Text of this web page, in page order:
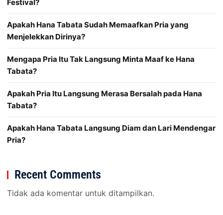
Festival?
Apakah Hana Tabata Sudah Memaafkan Pria yang
Menjelekkan Dirinya?
Mengapa Pria Itu Tak Langsung Minta Maaf ke Hana
Tabata?
Apakah Pria Itu Langsung Merasa Bersalah pada Hana
Tabata?
Apakah Hana Tabata Langsung Diam dan Lari Mendengar
Pria?
Recent Comments
Tidak ada komentar untuk ditampilkan.